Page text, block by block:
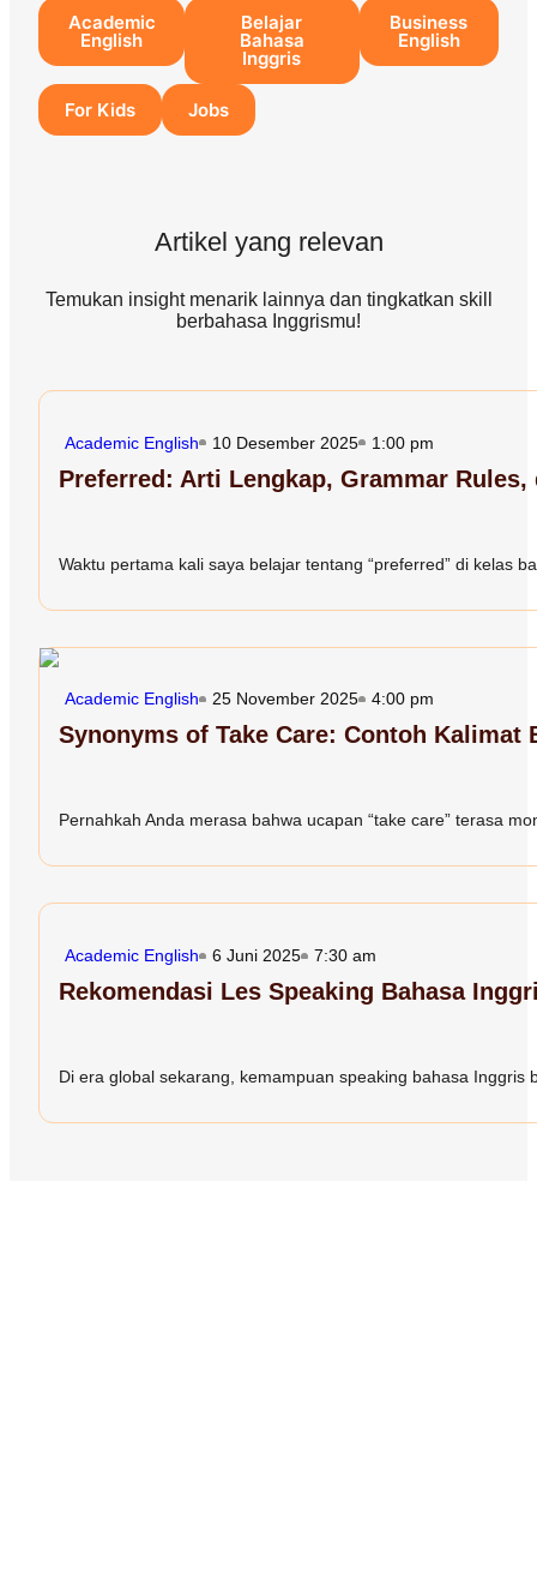
Academic
English
Belajar
Bahasa
Inggris
Business
English
For Kids Jobs
Artikel yang relevan
Temukan insight menarik lainnya dan tingkatkan skill
berbahasa Inggrismu!
Academic English 10 Desember 2025 1:00 pm
Preferred: Arti Lengkap, Grammar Rules,
Waktu pertama kali saya belajar tentang “preferred” di kelas
Academic English 25 November 2025 4:00 pm
Synonyms of Take Care: Contoh Kalimat
Pernahkah Anda merasa bahwa ucapan “take care” terasa
Academic English 6 Juni 2025 7:30 am
Rekomendasi Les Speaking Bahasa
Di era global sekarang, kemampuan speaking bahasa